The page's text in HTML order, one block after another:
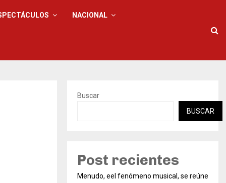
NACIONAL
Buscar
BUSCAR
Post recientes
Menudo, eel fenómeno musical, se reúne